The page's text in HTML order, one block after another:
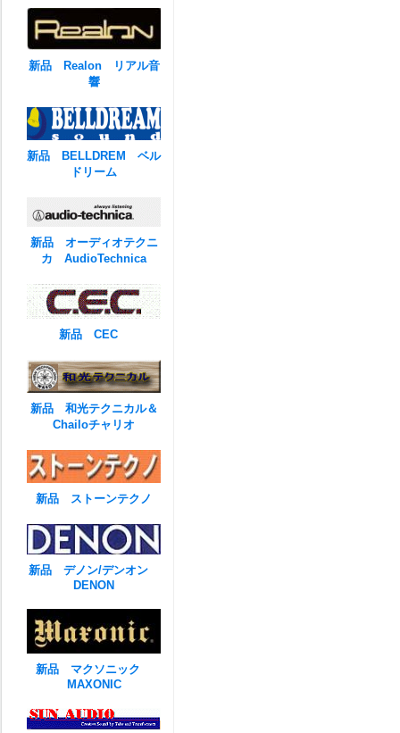
新品 Realon リアル音
響
新品 BELLDREM ベル
ドリーム
新品 オーディオテクニ
カ AudioTechnica
新品 CEC
新品 和光テクニカル＆
Chailoチャリオ
新品 ストーンテクノ
新品 デノン/デンオン
DENON
新品 マクソニック
MAXONIC